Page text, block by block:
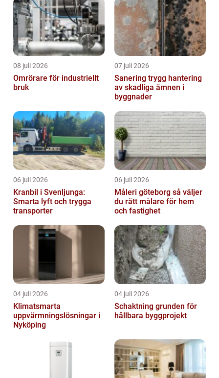
08 juli 2026
Omrörare för industriellt
bruk
07 juli 2026
Sanering trygg hantering
av skadliga ämnen i
byggnader
06 juli 2026
Kranbil i Svenljunga:
Smarta lyft och trygga
transporter
06 juli 2026
Måleri göteborg så väljer
du rätt målare för hem
och fastighet
04 juli 2026
Klimatsmarta
uppvärmningslösningar i
Nyköping
04 juli 2026
Schaktning grunden för
hållbara byggprojekt